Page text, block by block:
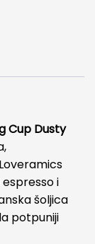
Cup Dusty
i
šoljica
potpuniji